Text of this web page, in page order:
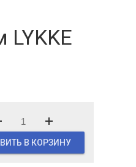
В КОРЗИНУ